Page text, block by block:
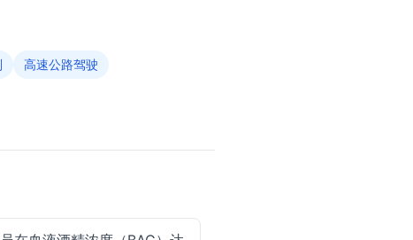
高速公路驾驶